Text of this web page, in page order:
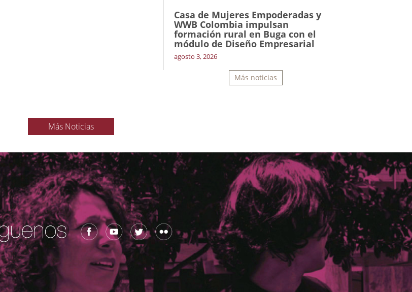
Casa de Mujeres Empoderadas y
WWB Colombia impulsan
formación rural en Buga con el
módulo de Diseño Empresarial
agosto 3, 2026
Más noticias
Más Noticias